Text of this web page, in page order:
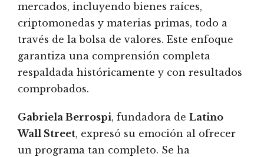
mercados, incluyendo bienes raíces,
criptomonedas y materias primas, todo a
través de la bolsa de valores. Este enfoque
garantiza una comprensión completa
respaldada históricamente y con resultados
comprobados.
Gabriela Berrospi, fundadora de Latino
Wall Street, expresó su emoción al ofrecer
un programa tan completo. Se ha